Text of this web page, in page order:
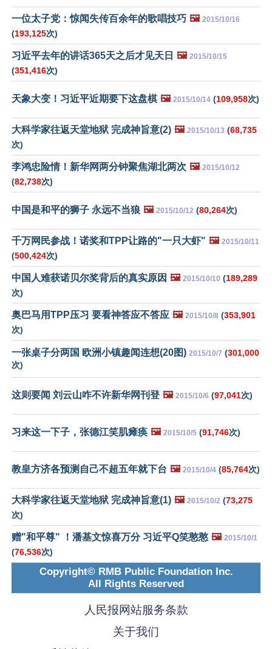
一位太子党：惊闻失传百余年的歌唱技巧 🖼️ 2015/10/16
(193,125次)
习近平去年的讲话365天之后才见天日 🖼️ 2015/10/15
(351,416次)
天象大变！习近平近期要下这盘棋 🖼️ 2015/10/14 (109,958次)
大科学家往返天堂地狱 完成神旨意(2) 🖼️ 2015/10/13 (68,735
次)
李鸿忠险情！新华网两分钟聚焦湖北两次 🖼️ 2015/10/12
(82,738次)
中国是和平的狮子 永远不当狼 🖼️ 2015/10/12 (80,264次)
千万网民参战！诺奖和TPP让路的"一只大虾" 🖼️ 2015/10/11
(500,424次)
中国人难获诺贝尔奖背后的真实原因 🖼️ 2015/10/10 (189,289
次)
奥巴马用TPP压习 要看神答应不答应 🖼️ 2015/10/8 (353,901
次)
一张桌子分两国 欧洲小镇趣闻连想(20图) 2015/10/7 (301,000
次)
这则要闻 刘云山咋不许新华网刊登 🖼️ 2015/10/6 (97,041次)
习来这一下子，张德江笑肌瘫痪 🖼️ 2015/10/5 (91,746次)
教皇方济各预测自己不超五年就下台 🖼️ 2015/10/4 (85,764次)
大科学家往返天堂地狱 完成神旨意(1) 🖼️ 2015/10/2 (73,275
次)
赠"和平尊" ！潘基文惊喜万分 习近平Q笑憨憨 🖼️ 2015/10/1
(76,536次)
Copyright© RMB Public Foundation Inc.
All Rights Reserved
人民报网站服务条款
关于我们